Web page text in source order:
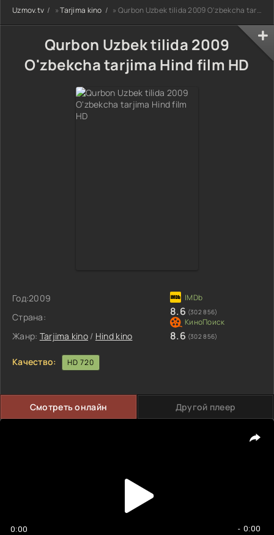
tarjima kino Full
HD tas-ix
Uzmov.tv »Tarjima kino » Qurbon Uzbek tilida 2009 O'zbekcha tarjima Hind film HD
Qurbon Uzbek tilida 2009
O'zbekcha tarjima Hind film HD
Год:2009
Страна:
Жанр: Tarjima kino / Hind kino
8.6 (302 856)
8.6 (302 856)
Качество: HD 720
Смотреть онлайн Другой плеер
0:00 - 0:00